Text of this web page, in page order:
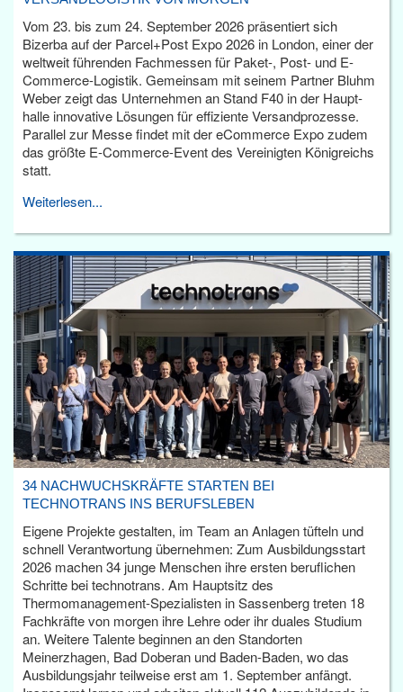
Vom 23. bis zum 24. September 2026 präsentiert sich
Bizerba auf der Parcel+Post Expo 2026 in London, einer der
weltweit führenden Fachmessen für Paket-, Post- und E-
Commerce-Logistik. Gemeinsam mit seinem Partner Bluhm
Weber zeigt das Unternehmen an Stand F40 in der Haupt­
halle innovative Lösungen für effiziente Versandprozesse.
Parallel zur Messe findet mit der eCommerce Expo zudem
das größte E-Commerce-Event des Vereinigten Königreichs
statt.
Weiterlesen...
34 NACHWUCHSKRÄFTE STARTEN BEI
TECHNOTRANS INS BERUFSLEBEN
Eigene Projekte gestalten, im Team an Anlagen tüfteln und
schnell Verantwortung übernehmen: Zum Ausbildungsstart
2026 machen 34 junge Menschen ihre ersten beruflichen
Schritte bei technotrans. Am Hauptsitz des
Thermomanagement-Spezialisten in Sassenberg treten 18
Fachkräfte von morgen ihre Lehre oder ihr duales Studium
an. Weitere Talente beginnen an den Standorten
Meinerzhagen, Bad Doberan und Baden-Baden, wo das
Ausbildungsjahr teilweise erst am 1. September anfängt.